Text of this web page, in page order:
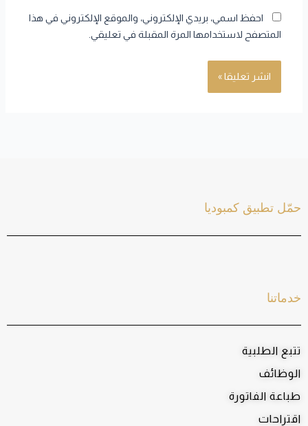
احفظ اسمي، بريدي الإلكتروني، والموقع الإلكتروني في هذا
المتصفح لاستخدامها المرة المقبلة في تعليقي.
خدماتنا
تتبع الطلبية
الوظائف
طباعة الفاتورة
اقتراحات
حمّل تطبيق كمبوديا